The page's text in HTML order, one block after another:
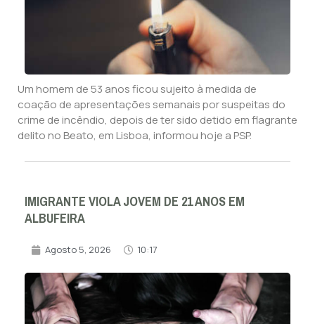
Um homem de 53 anos ficou sujeito à medida de
coação de apresentações semanais por suspeitas do
crime de incêndio, depois de ter sido detido em flagrante
delito no Beato, em Lisboa, informou hoje a PSP.
IMIGRANTE VIOLA JOVEM DE 21 ANOS EM
ALBUFEIRA
Agosto 5, 2026 10:17